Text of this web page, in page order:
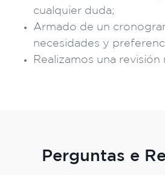
cualquier duda;
Armado de un
necesidades y
Realizamos una revisión
Perguntas e